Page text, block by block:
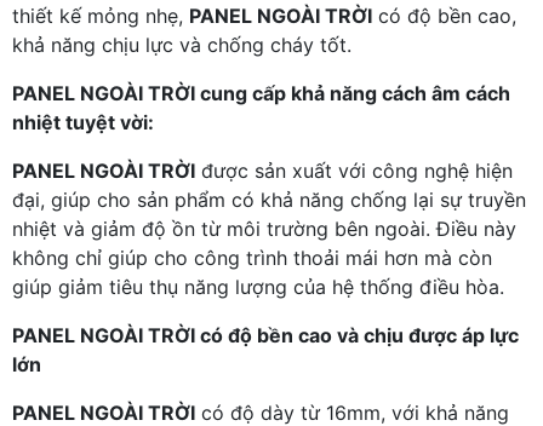
thiết kế mỏng nhẹ, PANEL NGOÀI TRỜI có độ bền cao,
khả năng chịu lực và chống cháy tốt.
PANEL NGOÀI TRỜI cung cấp khả năng cách âm cách
nhiệt tuyệt vời:
PANEL NGOÀI TRỜI được sản xuất với công nghệ hiện
đại, giúp cho sản phẩm có khả năng chống lại sự truyền
nhiệt và giảm độ ồn từ môi trường bên ngoài. Điều này
không chỉ giúp cho công trình thoải mái hơn mà còn
giúp giảm tiêu thụ năng lượng của hệ thống điều hòa.
PANEL NGOÀI TRỜI có độ bền cao và chịu được áp lực
lớn
PANEL NGOÀI TRỜI có độ dày từ 16mm, với khả năng